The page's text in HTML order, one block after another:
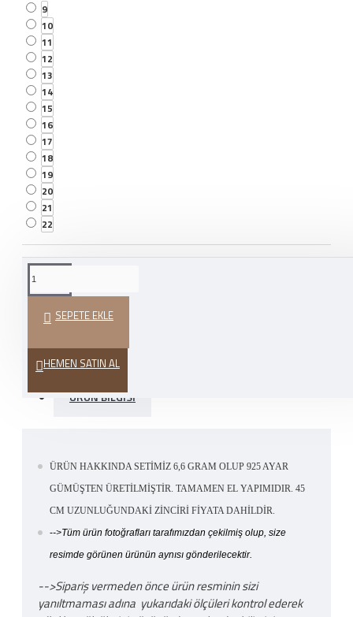
9
10
11
12
13
14
15
16
17
18
19
20
21
22
SEPETE EKLE
HEMEN SATIN AL
VER
HEDIYE PAKETI
ÜRÜN BILGISI
ÜRÜN HAKKINDA SETİMİZ 6,6 GRAM OLUP 925 AYAR
GÜMÜŞTEN ÜRETİLMİŞTİR. TAMAMEN EL YAPIMIDIR. 45
CM UZUNLUĞUNDAKİ ZİNCİRİ FİYATA DAHİLDİR.
-->Tüm ürün fotoğrafları tarafımızdan çekilmiş olup, size
resimde görünen ürünün aynısı gönderilecektir.
-->Sipariş vermeden önce ürün resminin sizi
yanıltmaması adına yukarıdaki ölçüleri kontrol ederek